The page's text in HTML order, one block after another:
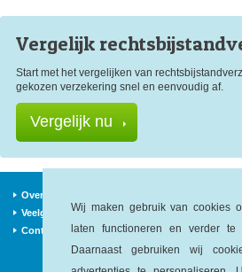
Wij maken gebruik van cookies
laten functioneren en verder te
Daarnaast gebruiken wij
Vergelijk rechtsbijstand
Start met het vergelijken van
gekozen verzekering snel en eenvoudig af.
Vergelijk nu
Over ons
Veelgestelde vragen
Begrippen
Contact